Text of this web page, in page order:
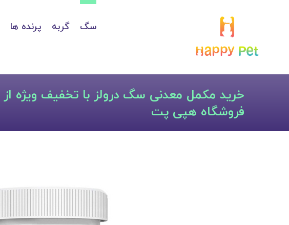
سگ گربه پرنده ها
خرید مکمل معدنی سگ درولز با تخفیف ویژه از
فروشگاه هپی پت